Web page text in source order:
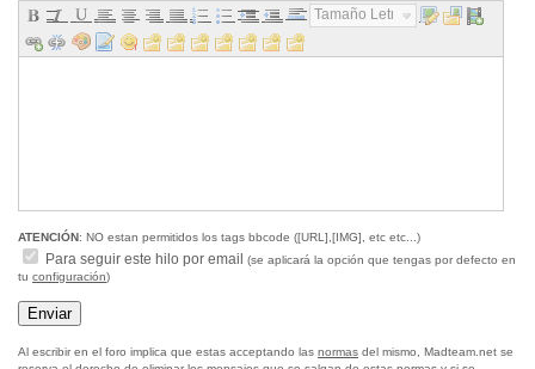
Tamaño Letra...
ATENCIÓN: NO estan permitidos los tags bbcode ([URL],[IMG], etc etc...)
Para seguir este hilo por email
(se aplicará la opción que tengas por defecto en
tu configuración)
Al escribir en el foro implica que estas acceptando las normas del mismo, Madteam.net se